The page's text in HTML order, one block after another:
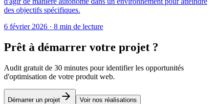
des objectifs spécifiques.
6 février 2026 · 8 min de lecture
Prêt à démarrer votre projet ?
Audit gratuit de 30 minutes pour identifier les opportunités
d'optimisation de votre produit web.
Démarrer un projet Voir nos réalisations